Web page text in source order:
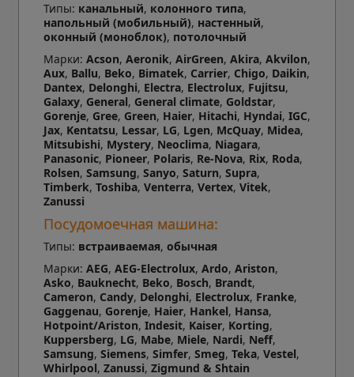
Типы: канальный, колонного типа,
напольный (мобильный), настенный,
оконный (моноблок), потолочный
Марки: Acson, Aeronik, AirGreen, Akira, Akvilon,
Aux, Ballu, Beko, Bimatek, Carrier, Chigo, Daikin,
Dantex, Delonghi, Electra, Electrolux, Fujitsu,
Galaxy, General, General climate, Goldstar,
Gorenje, Gree, Green, Haier, Hitachi, Hyndai, IGC,
Jax, Kentatsu, Lessar, LG, Lgen, McQuay, Midea,
Mitsubishi, Mystery, Neoclima, Niagara,
Panasonic, Pioneer, Polaris, Re-Nova, Rix, Roda,
Rolsen, Samsung, Sanyo, Saturn, Supra,
Timberk, Toshiba, Venterra, Vertex, Vitek,
Zanussi
Посудомоечная машина:
Типы: встраиваемая, обычная
Марки: AEG, AEG-Electrolux, Ardo, Ariston,
Asko, Bauknecht, Beko, Bosch, Brandt,
Cameron, Candy, Delonghi, Electrolux, Franke,
Gaggenau, Gorenje, Haier, Hankel, Hansa,
Hotpoint/Ariston, Indesit, Kaiser, Korting,
Kuppersberg, LG, Mabe, Miele, Nardi, Neff,
Samsung, Siemens, Simfer, Smeg, Teka, Vestel,
Whirlpool, Zanussi, Zigmund & Shtain